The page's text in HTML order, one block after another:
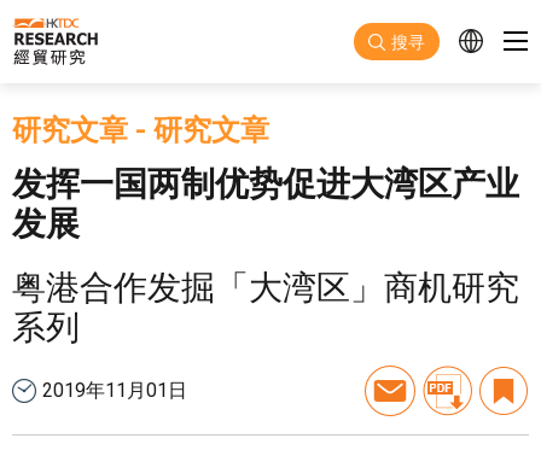
跳至主要内容
搜寻
研究文章 - 研究文章
发挥一国两制优势促进大湾区产业
发展
粤港合作发掘「大湾区」商机研究
系列
2019年11月01日